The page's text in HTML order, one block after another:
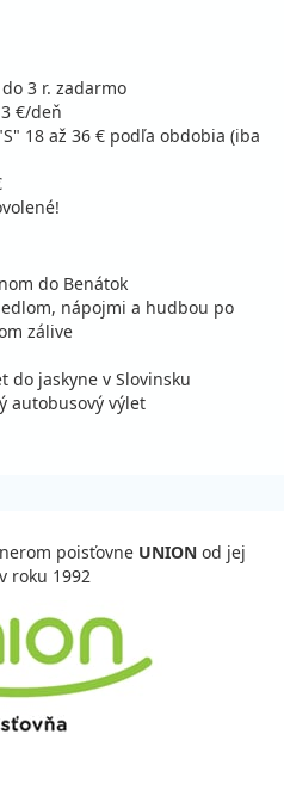
3 r. zadarmo
€/deň
18 až 36 € podľa obdobia (iba
do Benátok
nápojmi a hudbou po
zálive
do jaskyne v Slovinsku
autobusový výlet
poisťovne UNION od jej
roku 1992